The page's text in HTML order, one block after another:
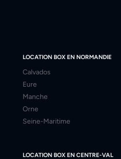
LOCATION BOX EN NORMANDIE
Calvados
Eure
Manche
Orne
Seine-Maritime
LOCATION BOX EN CENTRE-VAL